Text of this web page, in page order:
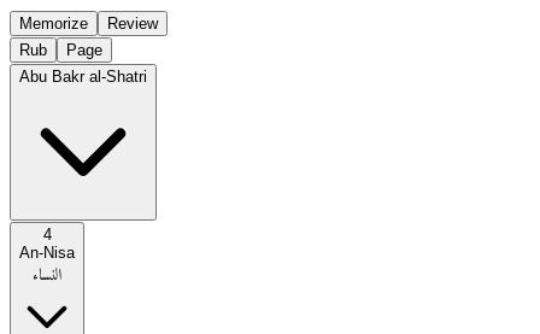
Memorize
Review
Rub
Page
Abu Bakr al-Shatri
4
An-Nisa
النساء